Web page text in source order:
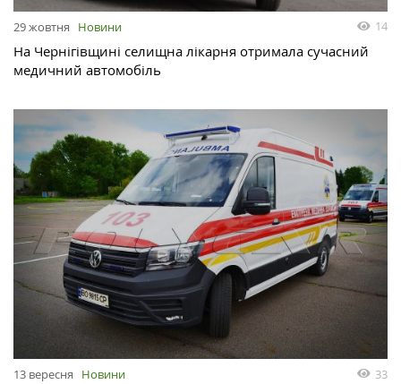
29 жовтня Новини 14
На Чернігівщині селищна лікарня отримала сучасний
медичний автомобіль
13 вересня Новини 33